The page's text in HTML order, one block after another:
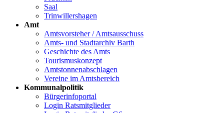
Saal
Trinwillershagen
Amt
Amtsvorsteher / Amtsausschuss
Amts- und Stadtarchiv Barth
Geschichte des Amts
Tourismuskonzept
Amtstonnenabschlagen
Vereine im Amtsbereich
Kommunalpolitik
Bürgerinfoportal
Login Ratsmitglieder